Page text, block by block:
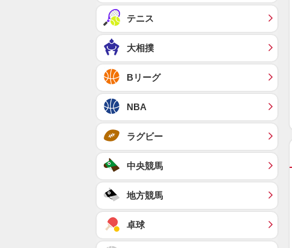
テニス
大相撲
Bリーグ
NBA
ラグビー
中央競馬
地方競馬
卓球